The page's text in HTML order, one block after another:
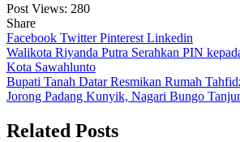
Post Views: 280
Share
Facebook TwitterPinterest Linkedin
Navigasi
pos
Walikota Riyanda Putra Serahkan PIN
Kota Sawahlunto
Bupati Tanah Datar Resmikan Rumah
Jorong Padang Kunyik, Nagari Bungo
Related Posts